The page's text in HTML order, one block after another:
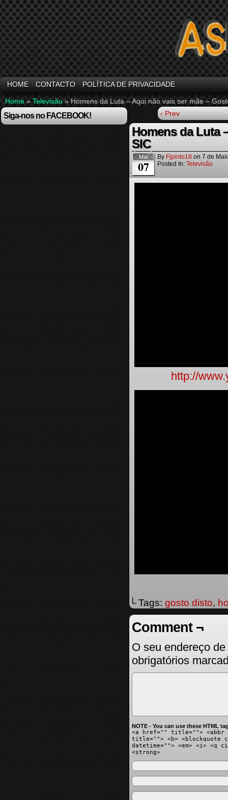
HOME CONTACTO POLÍTICA DE PRIVACIDADE
Home » Televisão » Homens da Luta – Aqui não vais ser mãe –
Siga-nos no FACEBOOK! ‹ Prev
Homens da Luta
SIC
Mai
07
By Fjpinto18 on 7 de
Posted In: Televisão
http://
└ Tags: gosto disto,
Comment ¬
O seu endereço
obrigatórios
NOTE - You can use these HTML
<a href="" title=""> <abbr
title=""> <b> <blockquote
datetime=""> <em> <i> <q
<strong>